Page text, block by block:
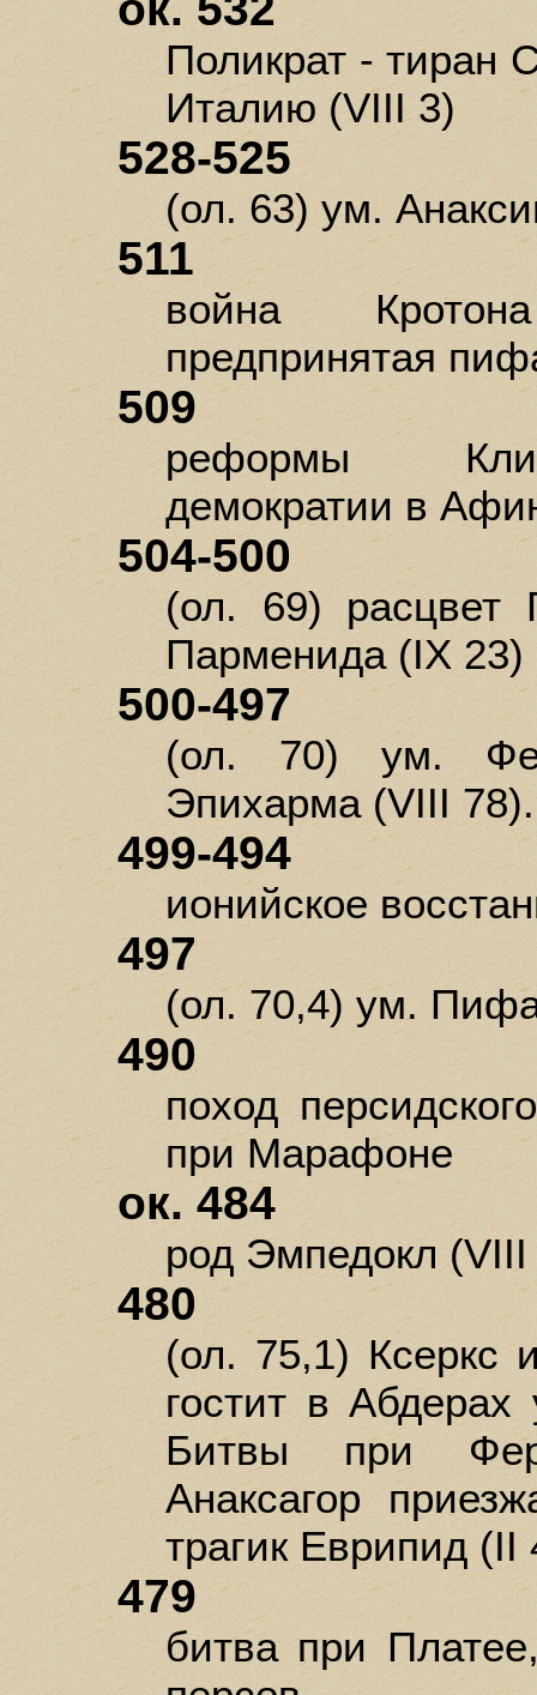
Поликрат - тиран
Италию (VIII 3)
528-525
(ол. 63) ум.
511
война
предпринятая
509
реформы
демократии в
504-500
(ол. 69) расцвет
Парменида (IX 23)
500-497
(ол. 70) ум.
Эпихарма (VIII
499-494
ионийское
497
(ол. 70,4) ум.
490
поход
при Марафоне
ок. 484
род Эмпедокл
480
(ол. 75,1) Ксеркс
гостит в
Битвы при
Анаксагор
трагик Еврипид (II
479
битва при